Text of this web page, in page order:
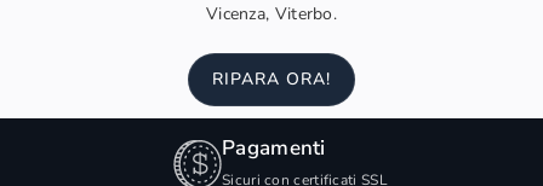
Vicenza, Viterbo.
RIPARA ORA!
Pagamenti
Sicuri con certificati SSL